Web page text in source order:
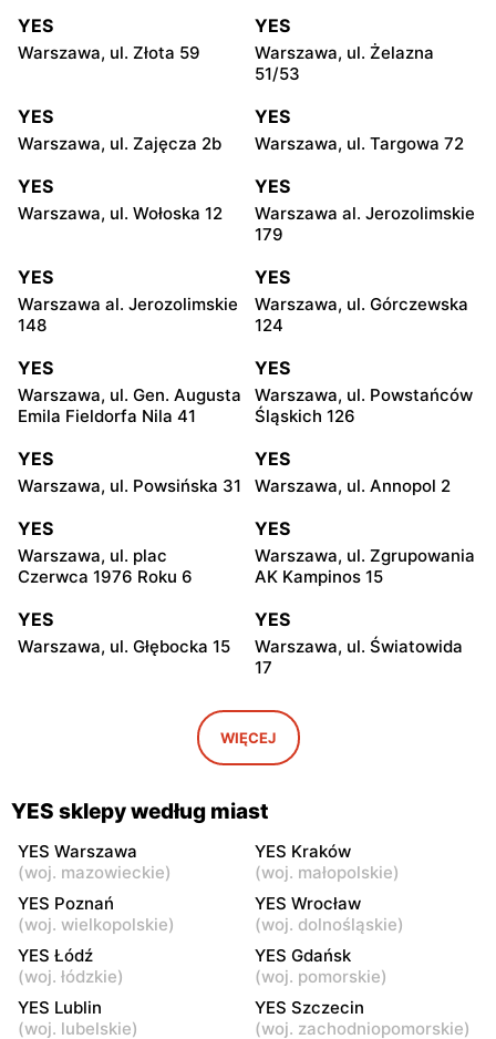
YES
Warszawa, ul. Złota 59
YES
Warszawa, ul. Żelazna
51/53
YES
Warszawa, ul. Zajęcza 2b
YES
Warszawa, ul. Targowa 72
YES
Warszawa, ul. Wołoska 12
YES
Warszawa al. Jerozolimskie
179
YES
Warszawa al. Jerozolimskie
148
YES
Warszawa, ul. Górczewska
124
YES
Warszawa, ul. Gen. Augusta
Emila Fieldorfa Nila 41
YES
Warszawa, ul. Powstańców
Śląskich 126
YES
Warszawa, ul. Powsińska 31
YES
Warszawa, ul. Annopol 2
YES
Warszawa, ul. plac
Czerwca 1976 Roku 6
YES
Warszawa, ul. Zgrupowania
AK Kampinos 15
YES
Warszawa, ul. Głębocka 15
YES
Warszawa, ul. Światowida
17
Warszawa, ul. Puławska 2
YES
Janki, ul. Mszczonowska 3
Pruszków, ul. Henryka
Sienkiewicza 19
Legionowo, ul. Jerzego
YES
Grodzisk Mazowiecki, ul.
Henryka Sienkiewicza
46/50
YES
Żyrardów, ul. 1 Maja 40
YES
Władysławowo, ul.
Ciechanowska 65
YES
Siedlce, ul. Józefa
Piłsudskiego 74
WIĘCEJ
YES sklepy według miast
YES Warszawa
(woj. mazowieckie)
YES Kraków
(woj. małopolskie)
YES Poznań
(woj. wielkopolskie)
YES Wrocław
(woj. dolnośląskie)
YES Łódź
(woj. łódzkie)
YES Gdańsk
(woj. pomorskie)
YES Lublin
(woj. lubelskie)
YES Szczecin
(woj. zachodniopomorskie)